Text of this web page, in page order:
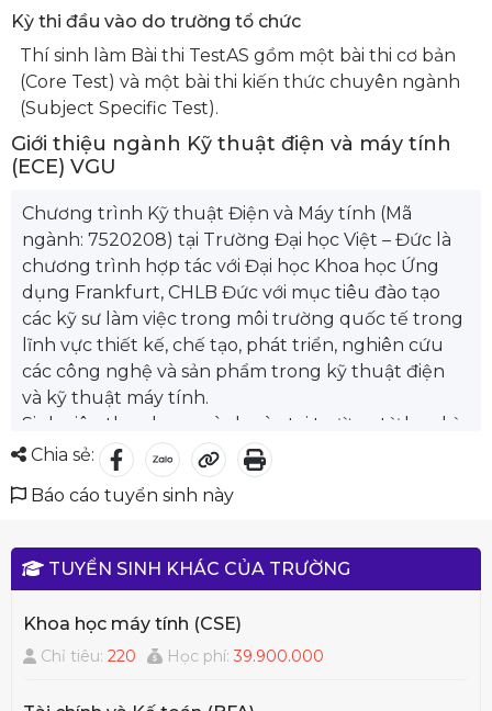
Kỳ thi đầu vào do trường tổ chức
Thí sinh làm Bài thi TestAS gồm một bài thi cơ bản
(Core Test) và một bài thi kiến thức chuyên ngành
(Subject Specific Test).
Giới thiệu ngành Kỹ thuật điện và máy tính
(ECE) VGU
Chương trình Kỹ thuật Điện và Máy tính (Mã
ngành: 7520208) tại Trường Đại học Việt – Đức là
chương trình hợp tác với Đại học Khoa học Ứng
dụng Frankfurt, CHLB Đức với mục tiêu đào tạo
các kỹ sư làm việc trong môi trường quốc tế trong
lĩnh vực thiết kế, chế tạo, phát triển, nghiên cứu
các công nghệ và sản phẩm trong kỹ thuật điện
và kỹ thuật máy tính.
Sinh viên theo học ngành này tại trường từ học kỳ
4, sinh viên được chọn theo học một trong ba
chuyên ngành: Công nghệ Kỹ thuật Điều khiển-
Tự động hóa (AT), Năng lượng và Công nghệ Kỹ
thông (ICT).
Chương trình Kỹ thuật điện và Máy tính đã đạt
ASIIN. Luôn đảm bảo tiêu chuẩn chất lượng Đức
của sinh viên đầu vào và sinh viên tốt nghiệp. Sinh
Chia sẻ:
Báo cáo tuyển sinh này
TUYỂN SINH KHÁC CỦA TRƯỜNG
Khoa học máy tính (CSE)
Chỉ tiêu:220 Học phí:39.900.000